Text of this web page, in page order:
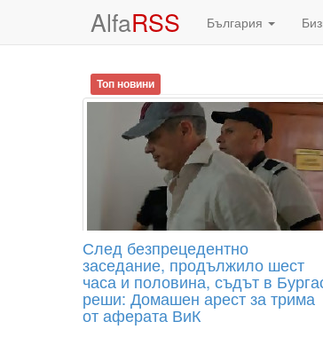
AlfaRSS България
Топ новини
След безпрецедентно
заседание, продължило шест
часа и половина, съдът в
реши: Домашен арест за трима
от аферата ВиК